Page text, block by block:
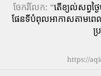
ចែករំលែក: “តើ​ខ្យល់​សព្វ
ផែនទីបំពុលអាកាសតាមពេ
ប្
https://